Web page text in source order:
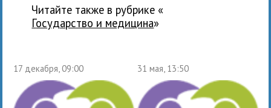
Читайте также в рубрике «
государство и медицина»
17 декабря, 09:00 31 мая, 13:50